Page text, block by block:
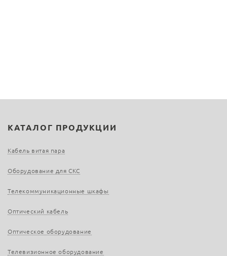
КАТАЛОГ ПРОДУКЦИИ
Кабель витая пара
Оборудование для СКС
Телекоммуникационные шкафы
Оптический кабель
Оптическое оборудование
Телевизионное оборудование